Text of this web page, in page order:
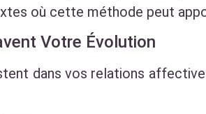
où cette méthode peut
Votre Évolution
dans vos relations